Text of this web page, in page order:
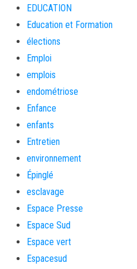
EDUCATION
Education et Formation
élections
Emploi
emplois
endométriose
Enfance
enfants
Entretien
environnement
Épinglé
esclavage
Espace Presse
Espace Sud
Espace vert
Espacesud